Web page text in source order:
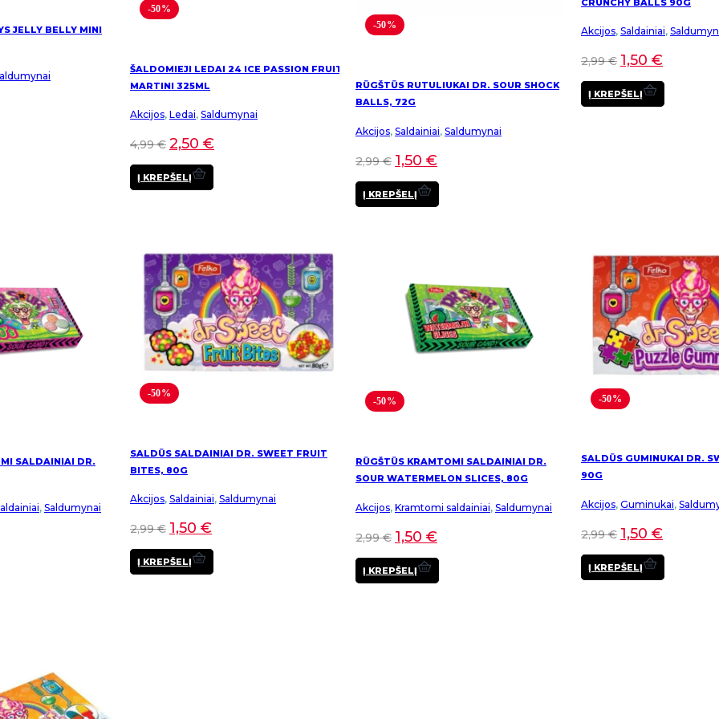
JELLY BELLY MINI
-50%
ŠALDOMIEJI LEDAI 24 ICE PASSION FRUIT
MARTINI 325ML
Akcijos, Ledai, Saldumynai
4,99€ 2,50 €
Į KREPŠELĮ
-50%
RŪGŠTŪS RUTULIUKAI DR. SOUR SHOCK
BALLS, 72G
Akcijos, Saldainiai, Saldumynai
2,99€ 1,50 €
Į KREPŠELĮ
CRUNCHY BALLS 90G
Akcijos, Saldainiai,
2,99€ 1,50 €
Į KREPŠELĮ
SALDAINIAI DR.
, Saldumynai
-50%
SALDŪS SALDAINIAI DR. SWEET FRUIT
BITES, 80G
Akcijos, Saldainiai, Saldumynai
2,99€ 1,50 €
Į KREPŠELĮ
-50%
RŪGŠTŪS KRAMTOMI SALDAINIAI DR.
SOUR WATERMELON SLICES, 80G
Akcijos, Kramtomi saldainiai, Saldumynai
2,99€ 1,50 €
Į KREPŠELĮ
-50%
SALDŪS GUMINUKAI DR.
90G
Akcijos, Guminukai,
2,99€ 1,50 €
Į KREPŠELĮ